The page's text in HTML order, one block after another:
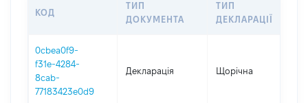
КОД
ТИП
ДОКУМЕНТА
ТИП
ДЕКЛАРАЦІЇ
0cbea0f9-
f31e-4284-
8cab-
77183423e0d9
Декларація Щорічна